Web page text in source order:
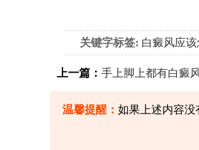
关键字标签: 白癜风应
上一篇： 手上脚上都有白癜
温馨提醒：如果上述内容